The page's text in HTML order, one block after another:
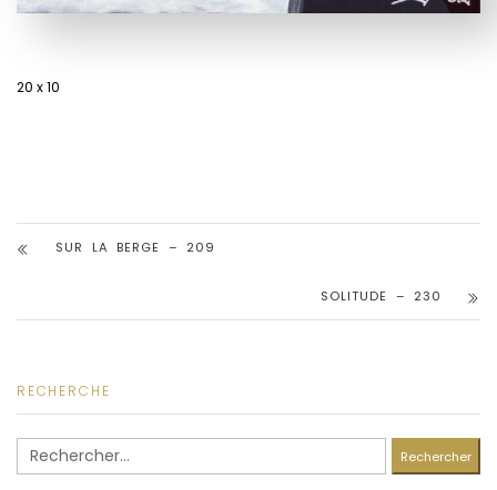
20 x 10
SUR LA BERGE – 209
SOLITUDE – 230
RECHERCHE
Rechercher :